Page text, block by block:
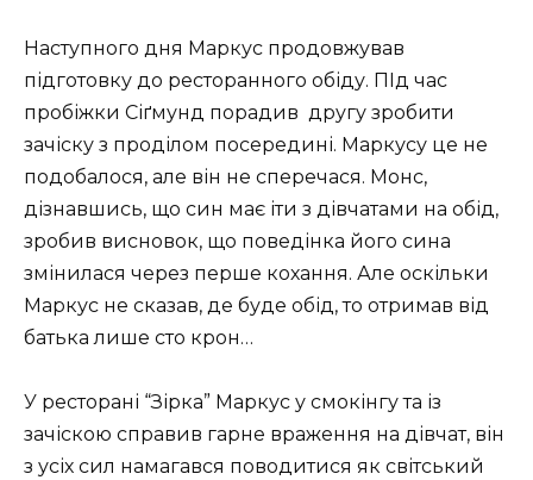
Наступного дня Маркус продовжував
підготовку до ресторанного обіду. ПІд час
пробіжки Сіґмунд порадив другу зробити
зачіску з проділом посередині. Маркусу це не
подобалося, але він не сперечася. Монс,
дізнавшись, що син має іти з дівчатами на обід,
зробив висновок, що поведінка його сина
змінилася через перше кохання. Але оскільки
Маркус не сказав, де буде обід, то отримав від
батька лише сто крон…
У ресторані “Зірка” Маркус у смокінгу та із
зачіскою справив гарне враження на дівчат, він
з усіх сил намагався поводитися як світський